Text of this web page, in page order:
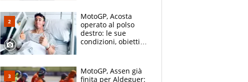
Goodwood
MotoGP, Acosta
operato al polso
destro: le sue
condizioni, obiettivo
MotoGP, Assen già
finita per Aldeguer: